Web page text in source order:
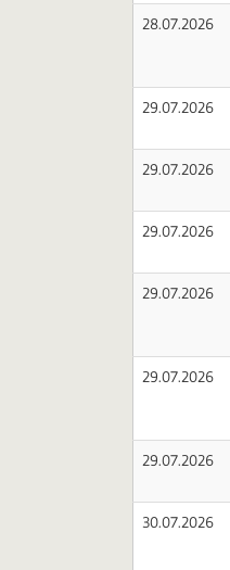
28.07.2026
29.07.2026
29.07.2026
29.07.2026
29.07.2026
29.07.2026
29.07.2026
30.07.2026